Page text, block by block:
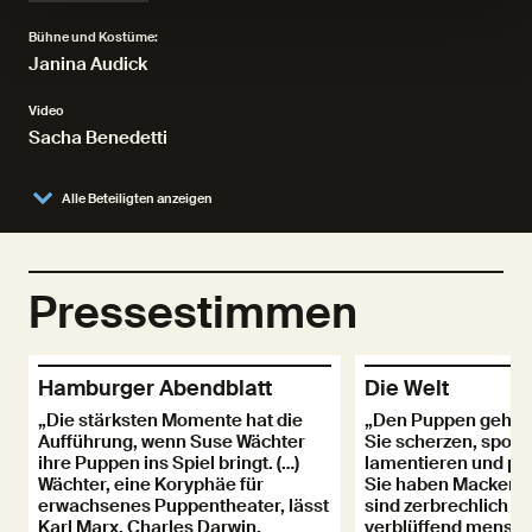
Alle Beteiligten anzeigen
Bühne und Kostüme:
Janina Audick
Video
Sacha Benedetti
Pressestimmen
Hamburger Abendblatt
„Die stärksten Momente hat die
Aufführung, wenn Suse Wächter
ihre Puppen ins Spiel bringt. (…)
Wächter, eine Koryphäe für
erwachsenes Puppentheater, lässt
Karl Marx, Charles Darwin,
Die Welt
„Den Puppen
Sie scherzen,
lamentieren und
Sie haben Macken
sind zerbrechlich
verblüffend